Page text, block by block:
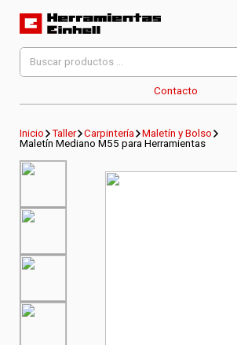
Herramientas Einhell
Distribuidor Oficial
Contacto
Buscar
por:
Inicio Taller Carpintería
Maletín y Bolso
Maletín Mediano M55 para Herramientas